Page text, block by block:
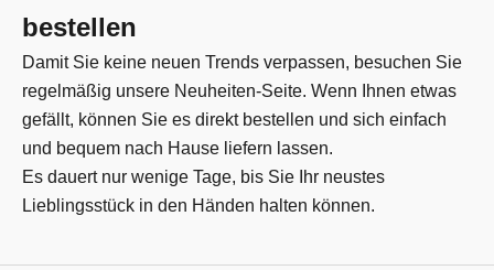
bestellen
Damit Sie keine neuen Trends verpassen, besuchen Sie
regelmäßig unsere Neuheiten-Seite. Wenn Ihnen etwas
gefällt, können Sie es direkt bestellen und sich einfach
und bequem nach Hause liefern lassen.
Es dauert nur wenige Tage, bis Sie Ihr neustes
Lieblingsstück in den Händen halten können.